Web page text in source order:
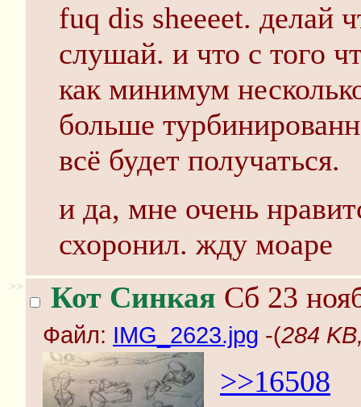
fuq dis sheeeet. делай
слушай. и что с того
как минимум
больше
всё будет получаться.
и да, мне очень
схоронил. жду моаре
>> Кот Синкая Сб 23
Файл: IMG_2623.jpg -(284
>>16508